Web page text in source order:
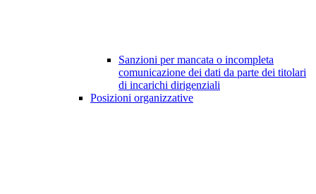
Sanzioni per mancata o incompleta
comunicazione dei dati da parte dei titolari
di incarichi dirigenziali
Posizioni organizzative